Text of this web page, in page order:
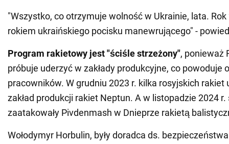
"Wszystko, co otrzymuje wolność w Ukrainie, lata.
rokiem ukraińskiego pocisku manewrującego" -
Program rakietowy jest "ściśle strzeżony", ponieważ
próbuje uderzyć w zakłady produkcyjne, co powoduje
pracowników. W grudniu 2023 r. kilka rosyjskich rakiet
zakład produkcji rakiet Neptun. A w listopadzie 2024 r.
zaatakowały Pivdenmash w Dnieprze rakietą
Wołodymyr Horbulin, były doradca ds.